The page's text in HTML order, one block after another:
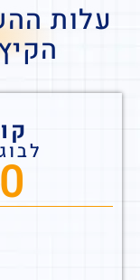
עלות